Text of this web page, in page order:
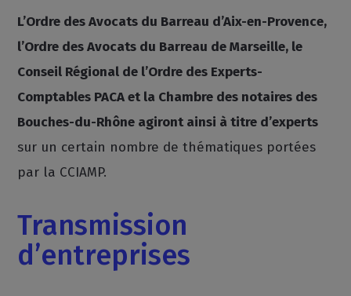
L’Ordre des Avocats du Barreau d’Aix-en-Provence,
l’Ordre des Avocats du Barreau de Marseille, le
Conseil Régional de l’Ordre des Experts-
Comptables PACA et la Chambre des notaires des
Bouches-du-Rhône agiront ainsi à titre d’experts
sur un certain nombre de thématiques portées
par la CCIAMP.
Transmission
d’entreprises